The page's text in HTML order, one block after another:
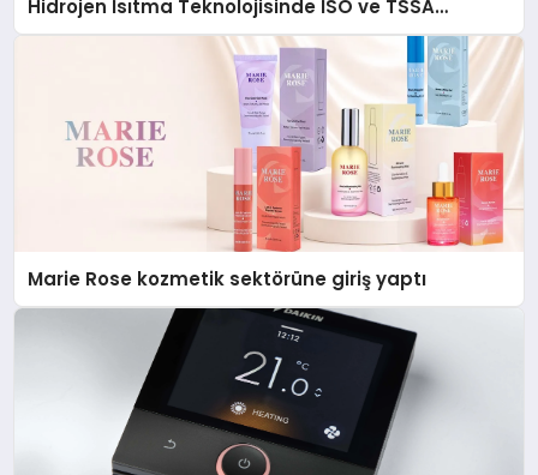
Hidrojen Isıtma Teknolojisinde ISO ve TSSA
Düzenleyici Onaylarını Aldı
Marie Rose kozmetik sektörüne giriş yaptı